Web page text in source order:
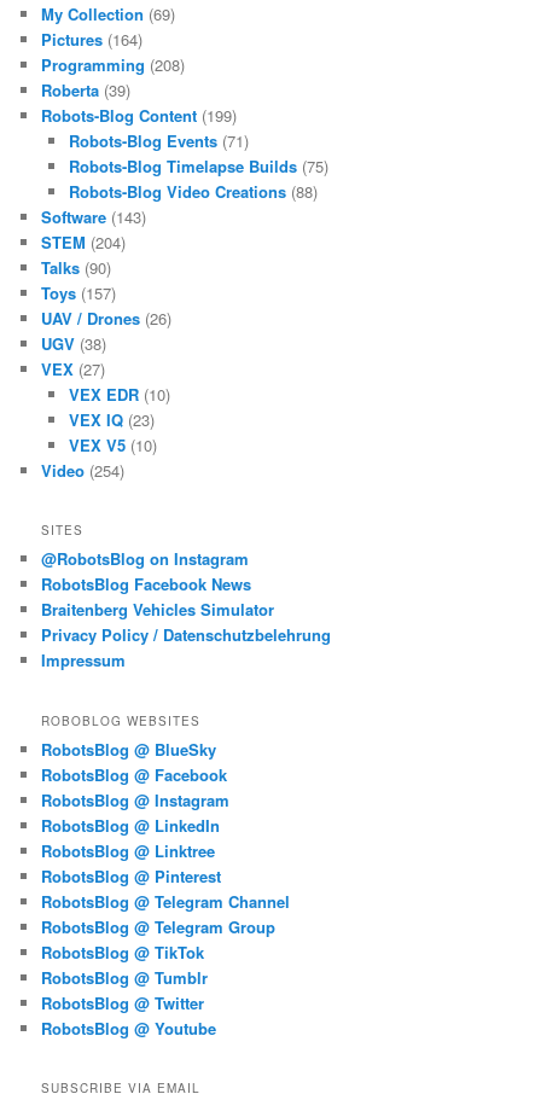
My Collection (69)
Pictures (164)
Programming (208)
Roberta (39)
Robots-Blog Content (199)
Robots-Blog Events(71)
Robots-Blog Timelapse Builds(75)
Robots-Blog Video Creations(88)
Software (143)
STEM (204)
Talks (90)
Toys (157)
UAV / Drones (26)
UGV (38)
VEX (27)
VEX EDR(10)
VEX IQ(23)
VEX V5(10)
Video (254)
SITES
@RobotsBlog on Instagram
RobotsBlog Facebook News
Braitenberg Vehicles Simulator
Privacy Policy / Datenschutzbelehrung
Impressum
ROBOBLOG WEBSITES
RobotsBlog @ BlueSky
RobotsBlog @ Facebook
RobotsBlog @ Instagram
RobotsBlog @ LinkedIn
RobotsBlog @ Linktree
RobotsBlog @ Pinterest
RobotsBlog @ Telegram Channel
RobotsBlog @ Telegram Group
RobotsBlog @ TikTok
RobotsBlog @ Tumblr
RobotsBlog @ Twitter
RobotsBlog @ Youtube
SUBSCRIBE VIA EMAIL